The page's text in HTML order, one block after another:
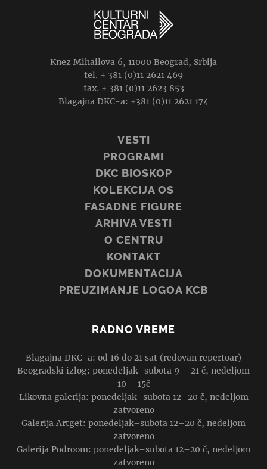
Knez Mihailova 6, 11000 Beograd, Srbija
tel. + 381 (0)11 2621 469
fax. + 381 (0)11 2623 853
Blagajna DKC-a: +381 (0)11 2621 174
VESTI
PROGRAMI
DKC BIOSKOP
KOLEKCIJA OS
FASADNE FIGURE
ARHIVA VESTI
O CENTRU
KONTAKT
DOKUMENTACIJA
PREUZIMANJE LOGOA KCB
RADNO VREME
Blagajna DKC-a: od 16 do 21 sat (redovan repertoar)
Beogradski izlog: ponedeljak–subota 9 – 21 č, nedeljom
10 – 15č
Likovna galerija: ponedeljak–subota 12–20 č, nedeljom
zatvoreno
Galerija Artget: ponedeljak–subota 12–20 č, nedeljom
zatvoreno
Galerija Podroom: ponedeljak–subota 12–20 č, nedeljom
zatvoreno